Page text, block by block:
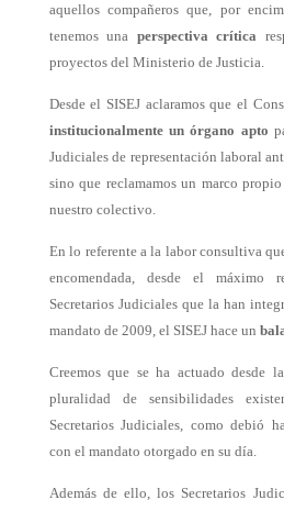
aquellos compañeros que, por
tenemos una perspectiva crítica
proyectos del Ministerio de Justicia.
Desde el SISEJ aclaramos que el
institucionalmente un órgano apto
Judiciales de representación laboral
sino que reclamamos un marco
nuestro colectivo.
En lo referente a la labor consultiva
encomendada, desde el máximo
Secretarios Judiciales que la han
mandato de 2009, el SISEJ hace un
Creemos que se ha actuado desde la
pluralidad de sensibilidades
Secretarios Judiciales, como debió
con el mandato otorgado en su día.
Además de ello, los Secretarios